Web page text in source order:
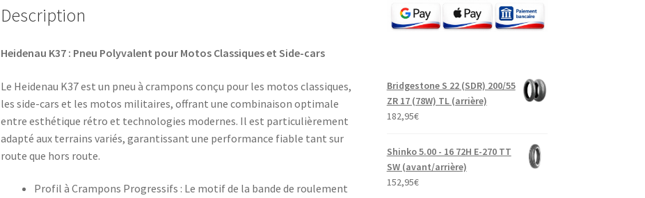
(avant/arrière)
Description
Heidenau K37 : Pneu Polyvalent pour Motos Classiques et Side-cars
Le Heidenau K37 est un pneu à crampons conçu pour les motos classiques,
les side-cars et les motos militaires, offrant une combinaison optimale
entre esthétique rétro et technologies modernes. Il est particulièrement
adapté aux terrains variés, garantissant une performance fiable tant sur
route que hors route.​
Profil à Crampons Progressifs : Le motif de la bande de roulement
Bridgestone S 22 (SDR) 200/55
ZR 17 (78W) TL (arrière)
182,95€
Shinko 5.00 - 16 72H E-270 TT
SW (avant/arrière)
152,95€